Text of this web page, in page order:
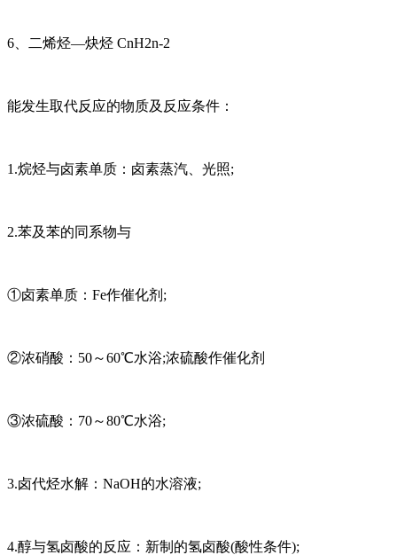
6、二烯烃—炔烃 CnH2n-2
能发生取代反应的物质及反应条件：
1.烷烃与卤素单质：卤素蒸汽、光照;
2.苯及苯的同系物与
①卤素单质：Fe作催化剂;
②浓硝酸：50～60℃水浴;浓硫酸作催化剂
③浓硫酸：70～80℃水浴;
3.卤代烃水解：NaOH的水溶液;
4.醇与氢卤酸的反应：新制的氢卤酸(酸性条件);